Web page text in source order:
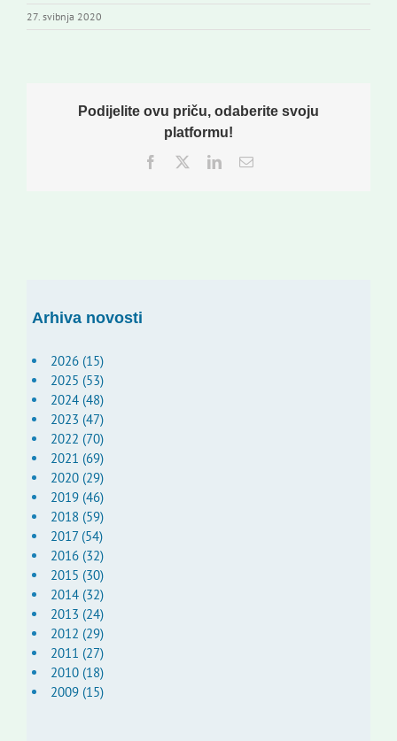
27. svibnja 2020
Podijelite ovu priču, odaberite svoju
platformu!
Facebook
TwitterLinkedInEmail:
Arhiva novosti
2026 (15)
2025 (53)
2024 (48)
2023 (47)
2022 (70)
2021 (69)
2020 (29)
2019 (46)
2018 (59)
2017 (54)
2016 (32)
2015 (30)
2014 (32)
2013 (24)
2012 (29)
2011 (27)
2010 (18)
2009 (15)